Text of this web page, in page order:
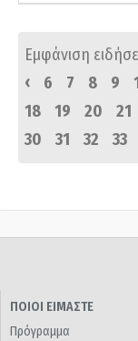
Εμφάνιση
‹
6 7 8 9
18
19 20 21
30
31 32 33
ΠΟΙΟΙ ΕΙΜΑΣΤΕ
Πρόγραμμα